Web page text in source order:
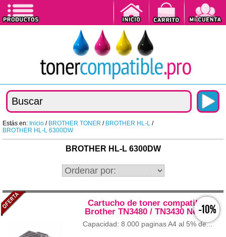
Estás en: Inicio / BROTHER TONER / BROTHER HL-L /
BROTHER HL-L 6300DW
BROTHER HL-L 6300DW
-10%
Cartucho de toner compatible
Brother TN3480 / TN3430 Negro
Capacidad: 8.000 paginas A4 al 5% de...